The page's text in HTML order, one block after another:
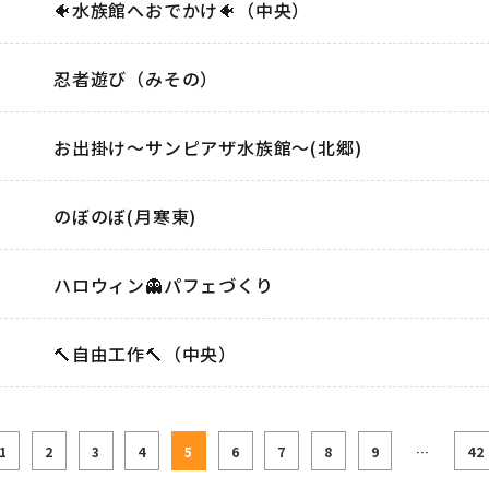
🐠水族館へおでかけ🐠（中央）
忍者遊び（みその）
お出掛け〜サンピアザ水族館〜(北郷)
のぼのぼ(月寒東)
ハロウィン👻パフェづくり
🔨自由工作🔨（中央）
2 3 4 5 6 7 8 9 … 42